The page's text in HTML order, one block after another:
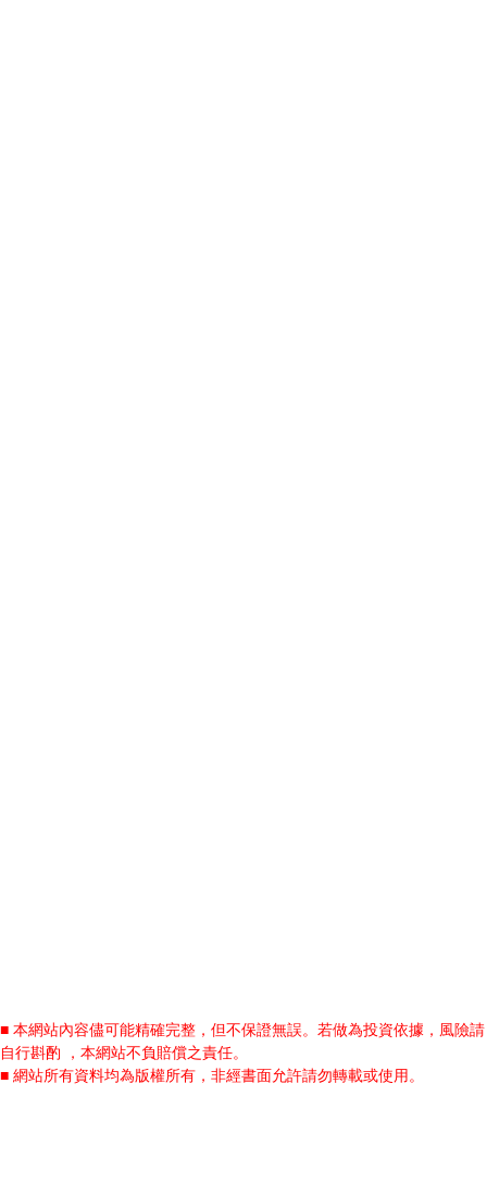
■ 本網站內容儘可能精確完整，但不保證無誤。若做為投資依據，風險請
自行斟酌 ，本網站不負賠償之責任。
■ 網站所有資料均為版權所有，非經書面允許請勿轉載或使用。